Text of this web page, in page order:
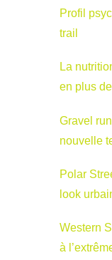
Profil
trail
La
en plus
Gravel
nouvelle
Polar
look
Western
à